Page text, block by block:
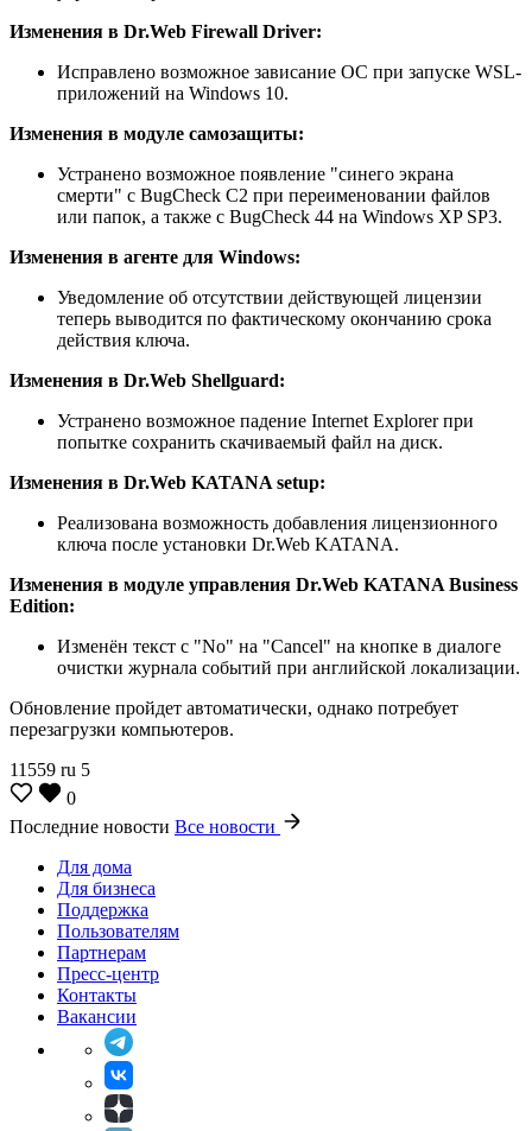
Изменения в Dr.Web Firewall Driver:
Исправлено возможное зависание ОС при запуске WSL-
приложений на Windows 10.
Изменения в модуле самозащиты:
Устранено возможное появление "синего экрана
смерти" с BugCheck C2 при переименовании файлов
или папок, а также с BugCheck 44 на Windows XP SP3.
Изменения в агенте для Windows:
Уведомление об отсутствии действующей лицензии
теперь выводится по фактическому окончанию срока
действия ключа.
Изменения в Dr.Web Shellguard:
Устранено возможное падение Internet Explorer при
попытке сохранить скачиваемый файл на диск.
Изменения в Dr.Web KATANA setup:
Реализована возможность добавления лицензионного
ключа после установки Dr.Web KATANA.
Изменения в модуле управления Dr.Web KATANA Business
Edition:
Изменён текст с "No" на "Cancel" на кнопке в диалоге
очистки журнала событий при английской локализации.
Обновление пройдет автоматически, однако потребует
перезагрузки компьютеров.
11559 ru 5
0
Последние новости Все новости
Для дома
Для бизнеса
Поддержка
Пользователям
Партнерам
Пресс-центр
Контакты
Вакансии